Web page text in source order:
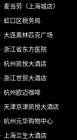
· 麦当劳（上海城店）
· 虹口区税务局
· 大连奥林匹克广场
· 浙江省东方医院
· 杭州凯悦大酒店
· 浙江世贸大酒店
· 杭州欧迈咖啡
· 天津京津凯悦大酒店
· 杭州元华购物中心
· 上海兰生大酒店